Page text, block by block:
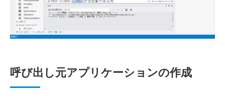
呼び出し元アプリケーションの作成